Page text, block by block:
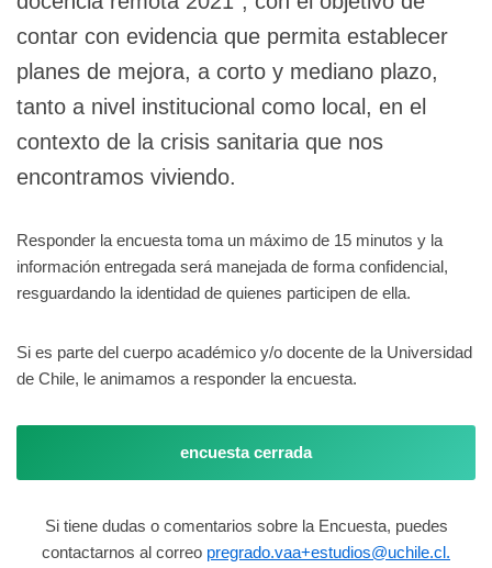
contar con evidencia que permita establecer
planes de mejora, a corto y mediano plazo,
tanto a nivel institucional como local, en el
contexto de la crisis sanitaria que nos
encontramos viviendo.
Responder la encuesta toma un máximo de 15 minutos y la
información entregada será manejada de forma confidencial,
resguardando la identidad de quienes participen de ella.
Si es parte del cuerpo académico y/o docente de la Universidad
de Chile, le animamos a responder la encuesta.
encuesta cerrada
Si tiene dudas o comentarios sobre la Encuesta, puedes
contactarnos al correo pregrado.vaa+estudios@uchile.cl.